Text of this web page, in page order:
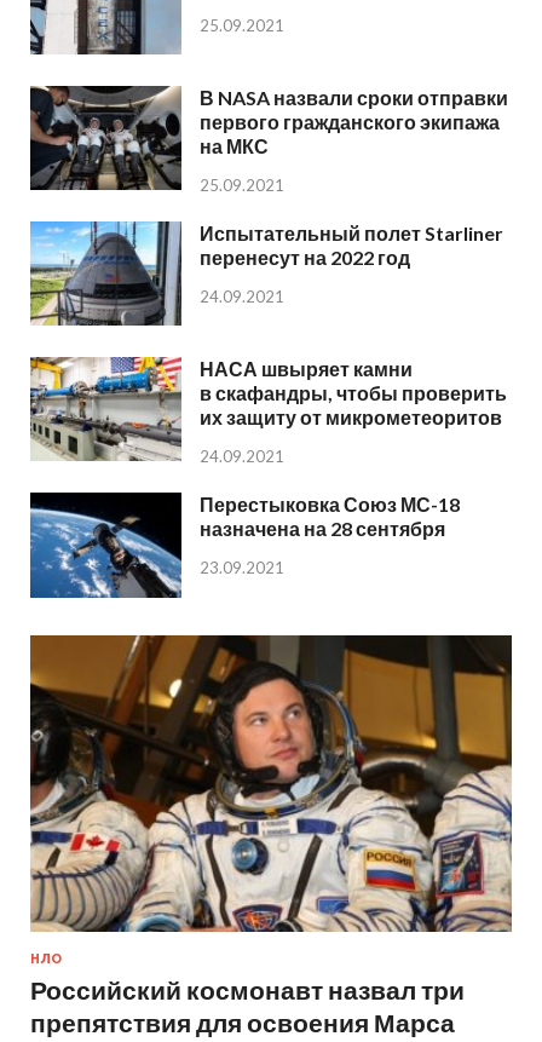
25.09.2021
В NASA назвали сроки отправки
первого гражданского экипажа
на МКС
25.09.2021
Испытательный полет Starliner
перенесут на 2022 год
24.09.2021
НАСА швыряет камни
в скафандры, чтобы проверить
их защиту от микрометеоритов
24.09.2021
Перестыковка Союз МС-18
назначена на 28 сентября
23.09.2021
НЛО
Российский космонавт назвал три
препятствия для освоения Марса